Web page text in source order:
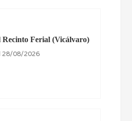
Recinto Ferial (Vicálvaro)
28/08/2026